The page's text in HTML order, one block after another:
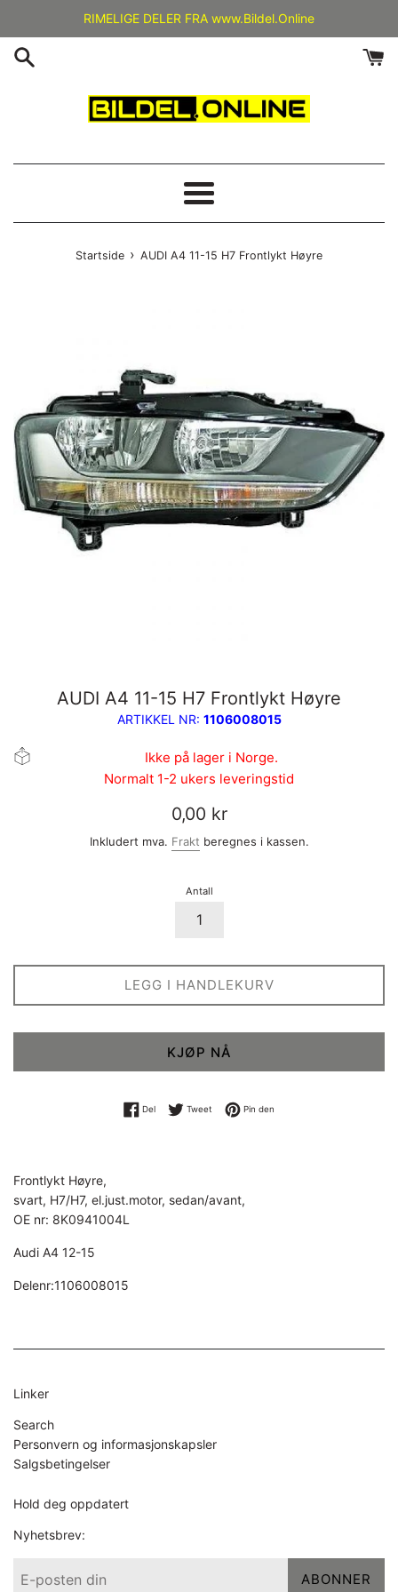
innholdet
RIMELIGE DELER FRA www.Bildel.Online
Meny
Startside › AUDI A4 11-15 H7 Frontlykt Høyre
AUDI A4 11-15 H7 Frontlykt Høyre
ARTIKKEL NR: 1106008015
Ikke på lager i Norge.
Normalt 1-2 ukers leveringstid
Vanlig
pris
0,00 kr
Inkludert mva. Frakt beregnes i kassen.
Antall
LEGG I HANDLEKURV
KJØP NÅ
DelDel på Facebook
Tweet Tweet på Twitter
Pin den
Frontlykt Høyre,
svart, H7/H7, el.just.motor, sedan/avant,
OE nr: 8K0941004L
Audi A4 12-15
Delenr:1106008015
Linker
Search
Personvern og informasjonskapsler
Salgsbetingelser
Hold deg oppdatert
Nyhetsbrev:
ABONNER